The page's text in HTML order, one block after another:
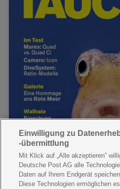
Einwilligung zu
-übermittlung
Mit Klick auf „Alle akzeptieren”
Deutsche Post AG alle
Daten auf Ihrem Endgerät
Diese Technologien ermöglichen